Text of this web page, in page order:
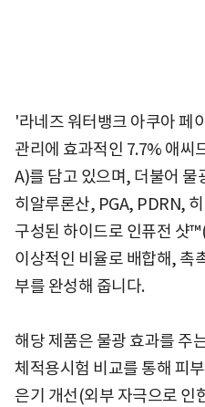
'라네즈 워터뱅크 아쿠아 페
관리에 효과적인 7.7% 애
A)를 담고 있으며, 더불어 물
히알루론산, PGA, PDRN,
구성된 하이드로 인퓨전
이상적인 비율로 배합해, 촉
부를 완성해 줍니다.
해당 제품은 물광 효과를 주
체적용시험 비교를 통해 피
은기 개선(외부 자극으로 인